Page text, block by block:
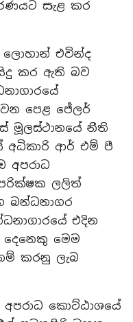
සැළ කර
ලොහාන් එවින්ද
කර ඇති බව
පෙළ ජේලර්
මූලස්ථානයේ නීති
අධිකාරි ආර් එම් පී
ලලිත්
එදින
දෙනෙකු මෙම
කරනු ලැබ
කොට්ඨාශයේ